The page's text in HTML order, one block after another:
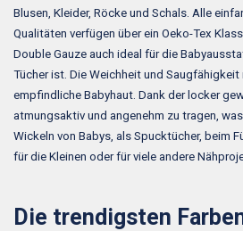
Blusen, Kleider, Röcke und Schals. Alle
Qualitäten verfügen über ein Oeko-Tex
Double Gauze auch ideal für die
Tücher ist. Die Weichheit und
empfindliche Babyhaut. Dank der locker
atmungsaktiv und angenehm zu tragen,
Wickeln von Babys, als Spucktücher, beim
für die Kleinen oder für viele andere
Die trendigsten